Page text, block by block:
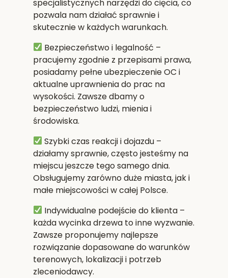
specjalistycznych narzędzi do cięcia, co
pozwala nam działać sprawnie i
skutecznie w każdych warunkach.
Bezpieczeństwo i legalność –
pracujemy zgodnie z przepisami prawa,
posiadamy pełne ubezpieczenie OC i
aktualne uprawnienia do prac na
wysokości. Zawsze dbamy o
bezpieczeństwo ludzi, mienia i
środowiska.
Szybki czas reakcji i dojazdu–
działamy sprawnie, często jesteśmy na
miejscu jeszcze tego samego dnia.
Obsługujemy zarówno duże miasta, jak i
małe miejscowości w całej Polsce.
Indywidualne podejście do klienta–
każda wycinka drzewa to inne wyzwanie.
Zawsze proponujemy najlepsze
rozwiązanie dopasowane do warunków
terenowych, lokalizacji i potrzeb
zleceniodawcy.